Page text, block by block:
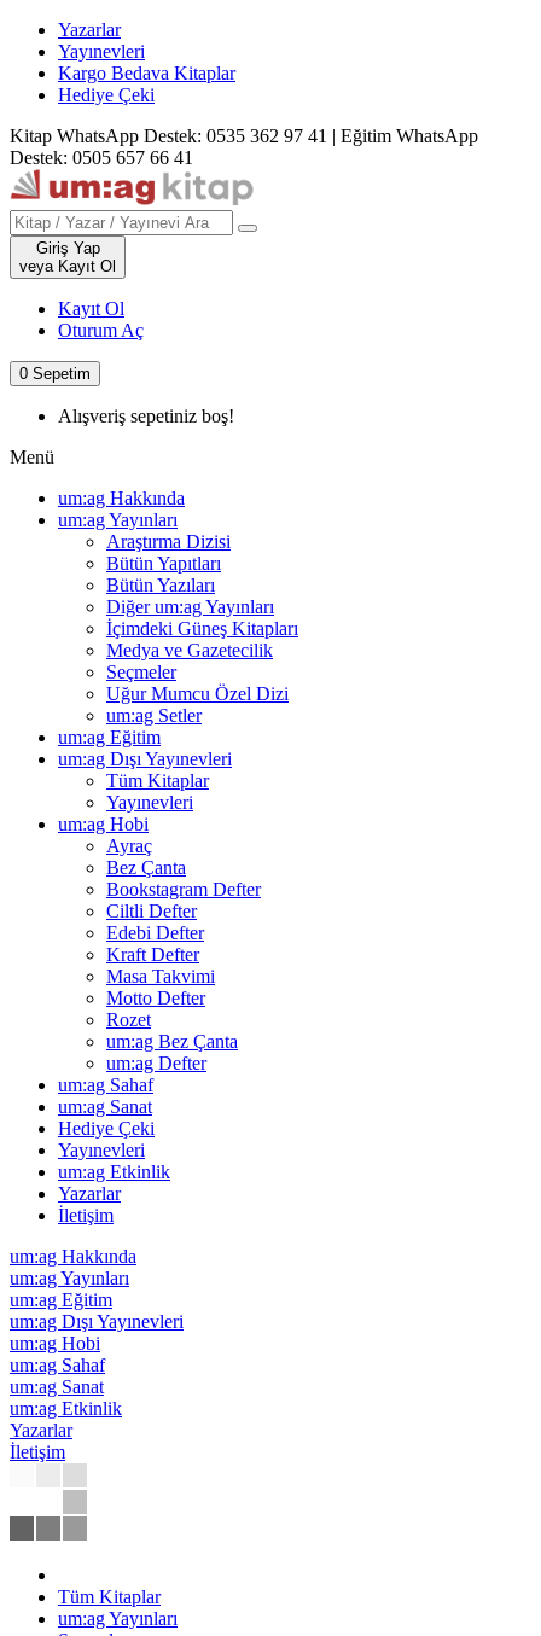
Yazarlar
Yayınevleri
Kargo Bedava Kitaplar
Hediye Çeki
Kitap WhatsApp Destek: 0535 362 97 41 | Eğitim WhatsApp
Destek: 0505 657 66 41
Giriş Yap
veya Kayıt Ol
Kayıt Ol
Oturum Aç
0 Sepetim
Alışveriş sepetiniz boş!
Menü
um:ag Hakkında
um:ag Yayınları
Araştırma Dizisi
Bütün Yapıtları
Bütün Yazıları
Diğer um:ag Yayınları
İçimdeki Güneş Kitapları
Medya ve Gazetecilik
Seçmeler
Uğur Mumcu Özel Dizi
um:ag Setler
um:ag Eğitim
um:ag Dışı Yayınevleri
Tüm Kitaplar
Yayınevleri
um:ag Hobi
Ayraç
Bez Çanta
Bookstagram Defter
Ciltli Defter
Edebi Defter
Kraft Defter
Masa Takvimi
Motto Defter
Rozet
um:ag Bez Çanta
um:ag Defter
um:ag Sahaf
um:ag Sanat
Hediye Çeki
Yayınevleri
um:ag Etkinlik
Yazarlar
İletişim
um:ag Hakkında
um:ag Yayınları
um:ag Eğitim
um:ag Dışı Yayınevleri
um:ag Hobi
um:ag Sahaf
um:ag Sanat
um:ag Etkinlik
Yazarlar
İletişim
Tüm Kitaplar
um:ag Yayınları